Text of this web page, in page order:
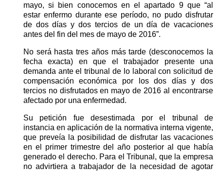
mayo, si bien conocemos en el apartado 9 que “al
estar enfermo durante ese período, no pudo disfrutar
de dos días y dos tercios de un día de vacaciones
antes del fin del mes de mayo de 2016”.
No será hasta tres años más tarde (desconocemos la
fecha exacta) en que el trabajador presente una
demanda ante el tribunal de lo laboral con solicitud de
compensación económica por los dos días y dos
tercios no disfrutados en mayo de 2016 al encontrarse
afectado por una enfermedad.
Su petición fue desestimada por el tribunal de
instancia en aplicación de la normativa interna vigente,
que preveía la posibilidad de disfrutar las vacaciones
en el primer trimestre del año posterior al que había
generado el derecho. Para el Tribunal, que la empresa
no advirtiera a trabajador de la necesidad de agotar